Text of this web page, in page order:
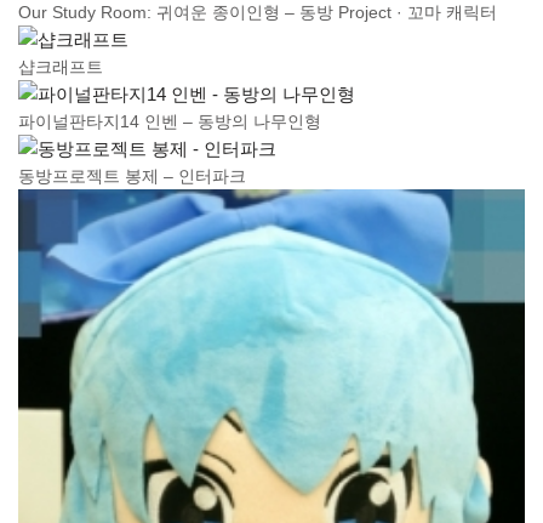
Our Study Room: 귀여운 종이인형 – 동방 Project · 꼬마 캐릭터
샵크래프트
파이널판타지14 인벤 – 동방의 나무인형
동방프로젝트 봉제 – 인터파크